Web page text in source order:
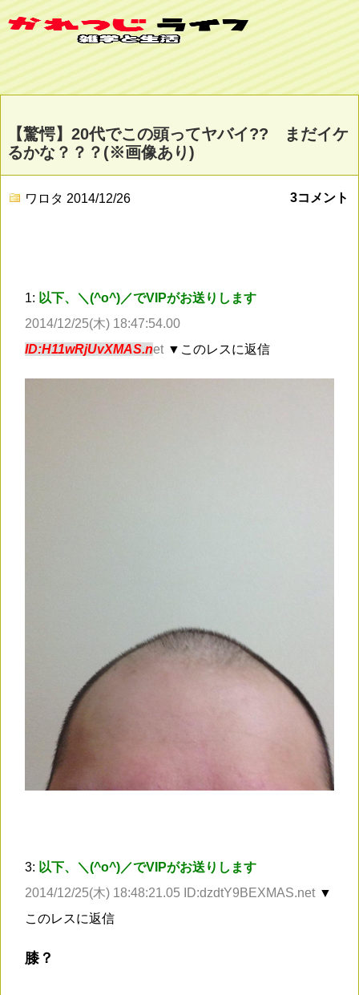
【驚愕】20代でこの頭ってヤバイ?? まだイケ
るかな？？？(※画像あり)
ワロタ 2014/12/26 3コメント
1: 以下、＼(^o^)／でVIPがお送りします
2014/12/25(木) 18:47:54.00
ID:H11wRjUvXMAS.net ▼このレスに返信
3: 以下、＼(^o^)／でVIPがお送りします
2014/12/25(木) 18:48:21.05 ID:dzdtY9BEXMAS.net ▼
このレスに返信
膝？